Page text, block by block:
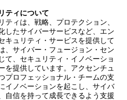
ティについて
ティは、戦略、プロテクション、
したサイバーサービスなど、エン
キュリティ・サービスを提供して
、サイバー・フュージョン・セン
て、セキュリティ・イノベーショ
を提供しています。アクセンチュ
プロフェッショナル・チームの支
イノベーションを起こし、サイバ
自信を持って成長できるよう支援